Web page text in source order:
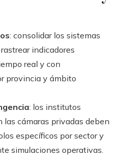
: consolidar los sistemas
indicadores
real y con
provincia y ámbito
: los institutos
las cámaras privadas deben
específicos por sector y
simulaciones operativas.